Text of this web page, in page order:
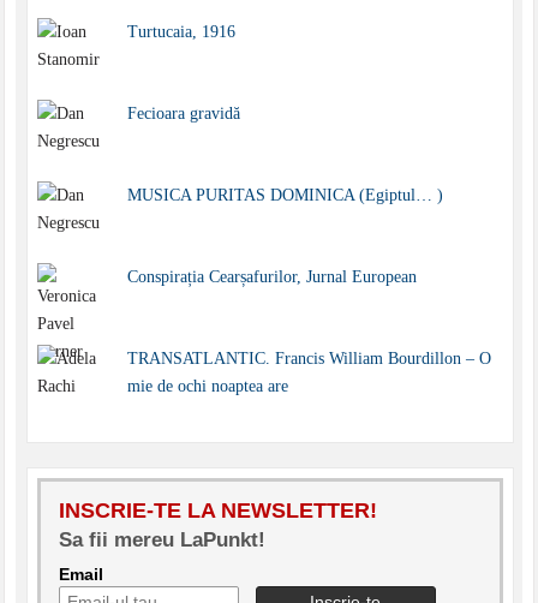
Turtucaia, 1916
Fecioara gravidă
MUSICA PURITAS DOMINICA (Egiptul… )
Conspirația Cearșafurilor, Jurnal European
TRANSATLANTIC. Francis William Bourdillon – O
mie de ochi noaptea are
INSCRIE-TE LA NEWSLETTER!
Sa fii mereu LaPunkt!
Email